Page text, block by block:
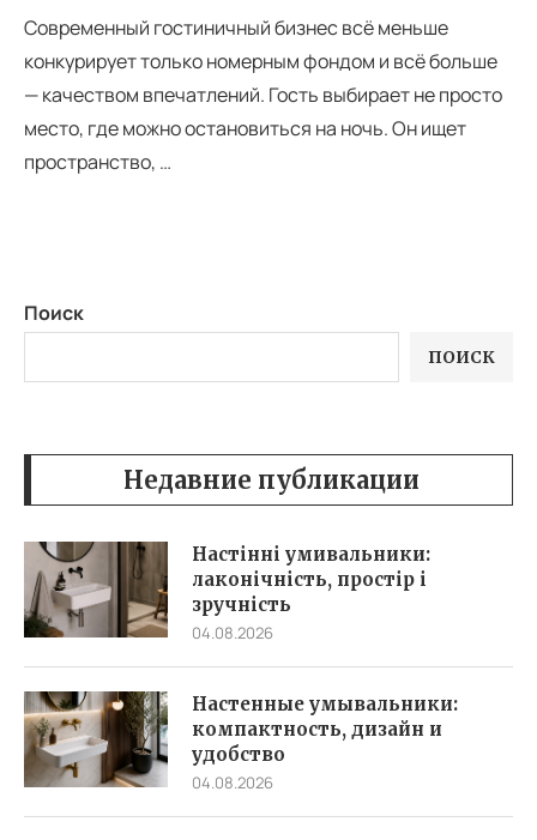
Современный гостиничный бизнес всё меньше
конкурирует только номерным фондом и всё больше
— качеством впечатлений. Гость выбирает не просто
место, где можно остановиться на ночь. Он ищет
пространство, …
Поиск
ПОИСК
Недавние публикации
Настінні умивальники:
лаконічність, простір і
зручність
04.08.2026
Настенные умывальники:
компактность, дизайн и
удобство
04.08.2026